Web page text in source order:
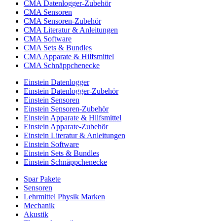
CMA Datenlogger-Zubehör
CMA Sensoren
CMA Sensoren-Zubehör
CMA Literatur & Anleitungen
CMA Software
CMA Sets & Bundles
CMA Apparate & Hilfsmittel
CMA Schnäppchenecke
Einstein Datenlogger
Einstein Datenlogger-Zubehör
Einstein Sensoren
Einstein Sensoren-Zubehör
Einstein Apparate & Hilfsmittel
Einstein Apparate-Zubehör
Einstein Literatur & Anleitungen
Einstein Software
Einstein Sets & Bundles
Einstein Schnäppchenecke
Spar Pakete
Sensoren
Lehrmittel Physik Marken
Mechanik
Akustik